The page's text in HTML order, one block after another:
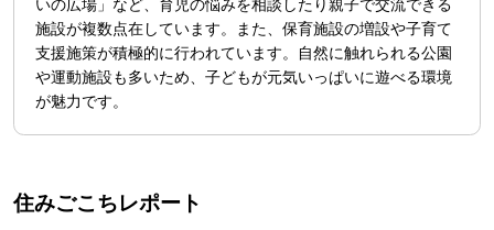
いの広場」など、育児の悩みを相談したり親子で交流できる
施設が複数点在しています。また、保育施設の増設や子育て
支援施策が積極的に行われています。自然に触れられる公園
や運動施設も多いため、子どもが元気いっぱいに遊べる環境
が魅力です。
住みごこちレポート